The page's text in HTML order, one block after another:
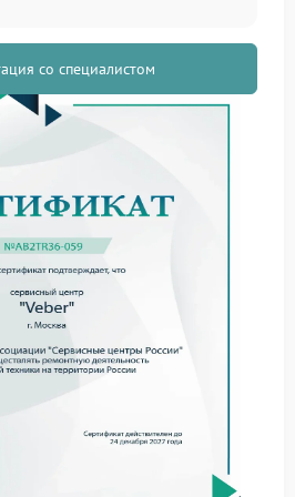
бренда имеет свои
что требует
к ремонту. Мы работаем
включая:
– точная настройка оптики
повреждений.
– ремонт электроники и
– восстановление
и систем питания.
оптических систем и
компонентов.
– калибровка лазера и
и их
надежностью, но в
со специалистом